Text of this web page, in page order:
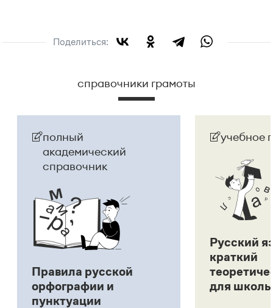
Поделиться:
справочники грамоты
полный
академический
справочник
Правила русской
орфографии и
пунктуации
учебное
Русский
краткий
для